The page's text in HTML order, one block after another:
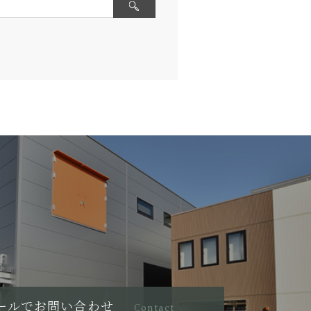
ルでお問い合わせ Contact